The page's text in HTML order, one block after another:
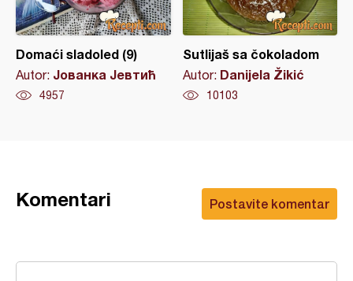
Domaći sladoled (9)
Autor: Јованка Јевтић
4957
Sutlijaš sa čokoladom
Autor: Danijela Žikić
10103
Postavite komentar
Komentari